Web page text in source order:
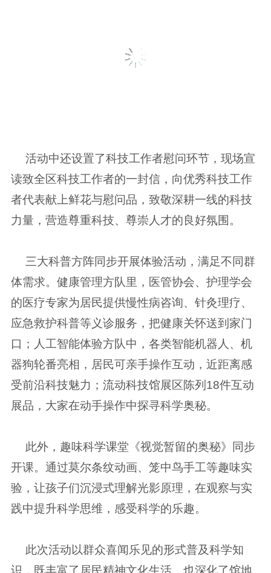
活动中还设置了科技工作者慰问环节，现场宣
读致全区科技工作者的一封信，向优秀科技工作
者代表献上鲜花与慰问品，致敬深耕一线的科技
力量，营造尊重科技、尊崇人才的良好氛围。
三大科普方阵同步开展体验活动，满足不同群
体需求。健康管理方队里，医管协会、护理学会
的医疗专家为居民提供慢性病咨询、针灸理疗、
应急救护科普等义诊服务，把健康关怀送到家门
口；人工智能体验方队中，各类智能机器人、机
器狗轮番亮相，居民可亲手操作互动，近距离感
受前沿科技魅力；流动科技馆展区陈列18件互动
展品，大家在动手操作中探寻科学奥秘。
此外，趣味科学课堂《视觉暂留的奥秘》同步
开课。通过莫尔条纹动画、笼中鸟手工等趣味实
验，让孩子们沉浸式理解光影原理，在观察与实
践中提升科学思维，感受科学的乐趣。
此次活动以群众喜闻乐见的形式普及科学知
识，既丰富了居民精神文化生活，也深化了馆地